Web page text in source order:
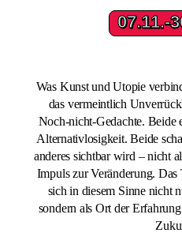
07.11.-
07.11.-
Was Kunst und Utopie
das vermeintlich
Noch-nicht-Gedachte. Beide
Alternativlosigkeit. Beide
anderes sichtbar wird – nicht
Impuls zur Veränderung.
sich in diesem Sinne nicht
sondern als Ort der